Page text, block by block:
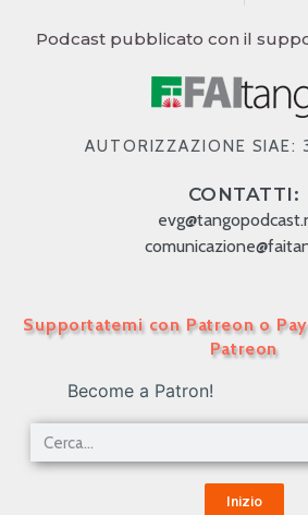
Podcast pubblicato con il
AUTORIZZAZIONE SIAE:
CONTATTI:
Supportatemi con Patreon o
Patreon
Become a Patron!
Inizio